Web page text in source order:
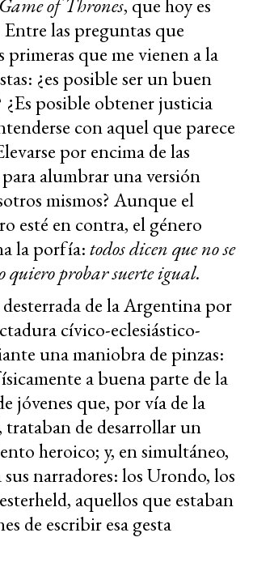
Game of Thrones, que hoy es
Entre las preguntas que
primeras que me vienen a la
¿es posible ser un buen
¿Es posible obtener justicia
con aquel que parece
por encima de las
alumbrar una versión
mismos? Aunque el
esté en contra, el género
la porfía:todos dicen que no se
quiero probar suerte igual.
de la Argentina por
cívico-eclesiástico-
una maniobra de pinzas:
a buena parte de la
jóvenes que, por vía de la
trataban de desarrollar un
heroico; y, en simultáneo,
narradores: los Urondo, los
aquellos que estaban
de escribir esa gesta